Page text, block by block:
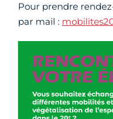
Pour prendre
par mail :